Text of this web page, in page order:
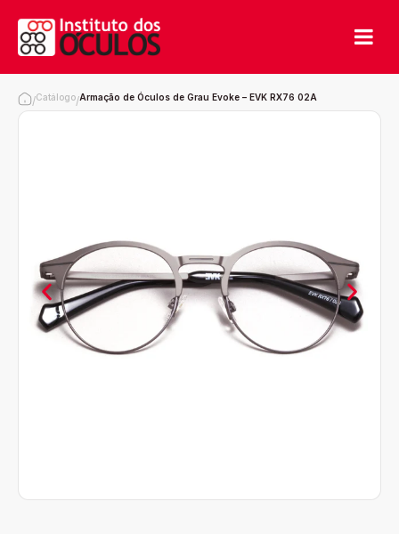
/Catálogo/Armação de Óculos de Grau Evoke – EVK RX76 02A